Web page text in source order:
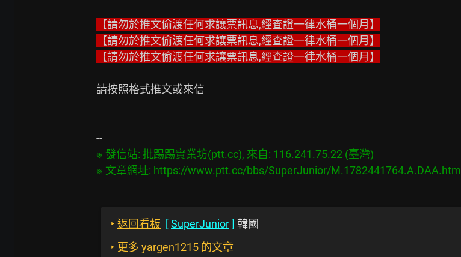
【請勿於推文偷渡任何求讓票訊息,經查證一律水桶一個月】
【請勿於推文偷渡任何求讓票訊息,經查證一律水桶一個月】
【請勿於推文偷渡任何求讓票訊息,經查證一律水桶一個月】
請按照格式推文或來信
※ 發信站: 批踢踢實業坊(ptt.cc), 來自: 116.241.75.22 (臺灣)
※ 文章網址: https://www.ptt.cc/bbs/SuperJunior/M.1782441764.A.DAA.html
‣ 返回看板 [SuperJunior] 韓國
‣ 更多 yargen1215 的文章